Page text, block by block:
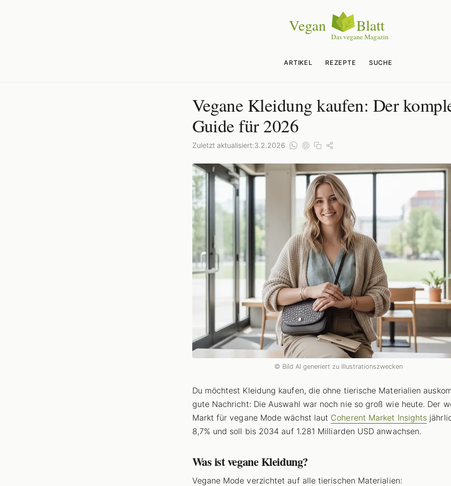
ARTIKEL REZEPTE SUCHE
Vegane Kleidung kaufen: Der
Guide für 2026
Zuletzt aktualisiert:3.2.2026
© Bild AI generiert zu Illustrationszwecken
Du möchtest Kleidung kaufen, die ohne tierische Materialien
gute Nachricht: Die Auswahl war noch nie so groß wie heute. Der
Markt für vegane Mode wächst laut Coherent Market Insights
8,7% und soll bis 2034 auf 1.281 Milliarden USD anwachsen.
Was ist vegane Kleidung?
Vegane Mode verzichtet auf alle tierischen Materialien: